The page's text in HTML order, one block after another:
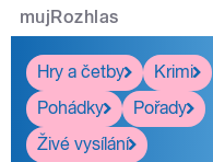
mujRozhlas
Hry a četby
Krimi
Pohádky
Pořady
Živé vysílání